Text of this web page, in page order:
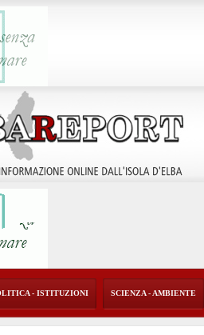
- ISTITUZIONI SCIENZA - AMBIENTE